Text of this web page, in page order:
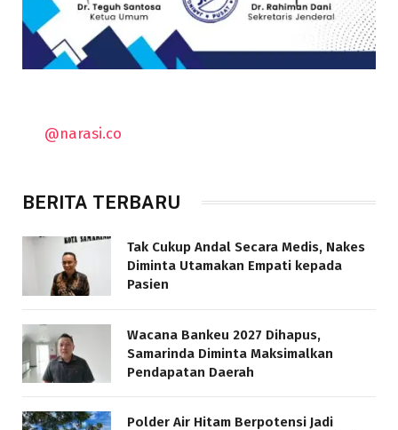
@narasi.co
BERITA TERBARU
Tak Cukup Andal Secara Medis, Nakes
Diminta Utamakan Empati kepada
Pasien
Wacana Bankeu 2027 Dihapus,
Samarinda Diminta Maksimalkan
Pendapatan Daerah
Polder Air Hitam Berpotensi Jadi